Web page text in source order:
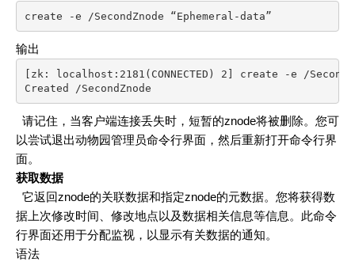
create -e /SecondZnode “Ephemeral-data”
输出
[zk: localhost:2181(CONNECTED) 2] create -e /
Created /SecondZnode
请记住，当客户端连接丢失时，短暂的znode将被删除。您可
以尝试退出动物园管理员命令行界面，然后重新打开命令行界
面。
获取数据
它返回znode的关联数据和指定znode的元数据。您将获得数
据上次修改时间、修改地点以及数据相关信息等信息。此命令
行界面还用于分配监视，以显示有关数据的通知。
语法